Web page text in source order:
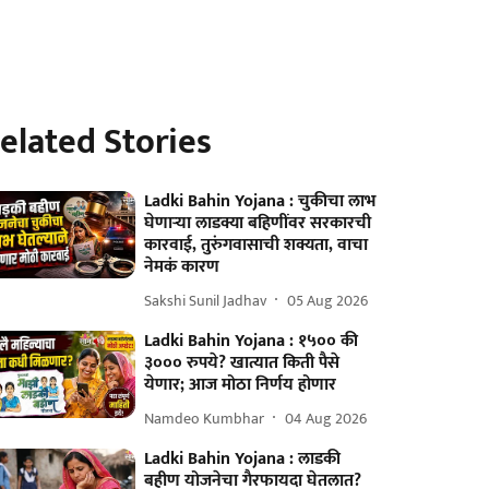
Stories
Ladki Bahin Yojana : चुकीचा लाभ
घेणार्‍या लाडक्या बहि‍णींवर सरकारची
कारवाई, तुरुंगवासाची शक्यता, वाचा
नेमकं कारण
Sakshi Sunil Jadhav 05 Aug 2026
Ladki Bahin Yojana : १५०० की
३००० रुपये? खात्यात किती पैसे
येणार; आज मोठा निर्णय होणार
Namdeo Kumbhar 04 Aug 2026
Ladki Bahin Yojana : लाडकी
बहीण योजनेचा गैरफायदा घेतलात?